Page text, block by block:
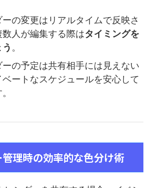
の変更はリアルタイムで反映さ
人が編集する際はタイミングを
。
の予定は共有相手には見えない
ートなスケジュールを安心して
理時の効率的な色分け術